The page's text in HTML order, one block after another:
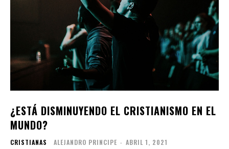
¿ESTÁ DISMINUYENDO EL CRISTIANISMO EN EL
MUNDO?
CRISTIANAS ALEJANDRO PRINCIPE - ABRIL 1, 2021